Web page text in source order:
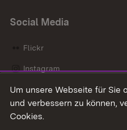
Social Media
Flickr
Instagram
Social Wall
Um unsere Webseite für Sie
und verbessern zu können,
Cookies.